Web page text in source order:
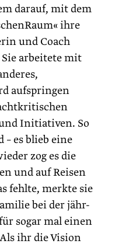
darauf, mit dem
ihre
und Coach
arbeitete mit
aufspringen
Initiativen. So
– es blieb eine
zog es die
und auf Reisen
fehlte, merkte sie
bei der jähr-
sogar mal einen
ihr die Vision